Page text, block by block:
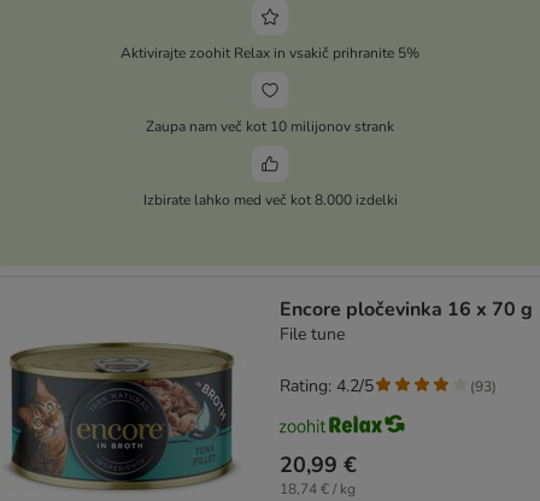
Aktivirajte zoohit Relax in vsakič prihranite 5%
Zaupa nam več kot 10 milijonov strank
Izbirate lahko med več kot 8.000 izdelki
Encore pločevinka 16 x 70 g
File tune
20,99 €
18,74 € / kg
Rating: 4.2/5 (93)